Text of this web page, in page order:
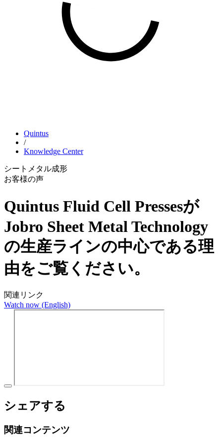
Quintus
/
Knowledge Center
シートメタル成形
お客様の声
Quintus Fluid Cell Pressesが
Jobro Sheet Metal Technology
の生産ラインの中心である理
由をご覧ください。
関連リンク
Watch now (English)
シェアする
関連コンテンツ